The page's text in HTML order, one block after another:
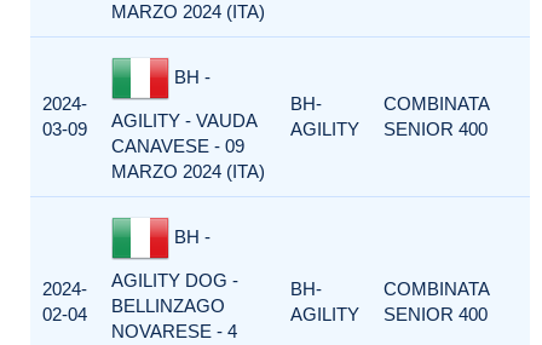
MARZO 2024 (ITA)
2024-
03-09
BH -
AGILITY - VAUDA
CANAVESE - 09
MARZO 2024 (ITA)
BH-
AGILITY
COMBINATA
SENIOR 400
2024-
02-04
BH -
AGILITY DOG -
BELLINZAGO
NOVARESE - 4
BH-
AGILITY
COMBINATA
SENIOR 400